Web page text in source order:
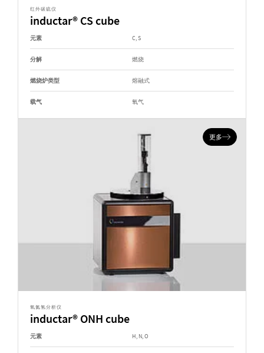
红外碳硫仪
inductar® CS cube
元素 C, S
分解 燃烧
燃烧炉类型 熔融式
载气 氧气
更多
氧氮氢分析仪
inductar® ONH cube
元素 H, N, O